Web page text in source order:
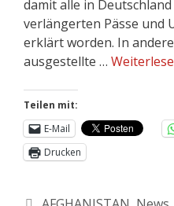
damit alle in
verlängerten Pässe und
erklärt worden. In
ausgestellte …
Teilen mit:
E-Mail
Drucken